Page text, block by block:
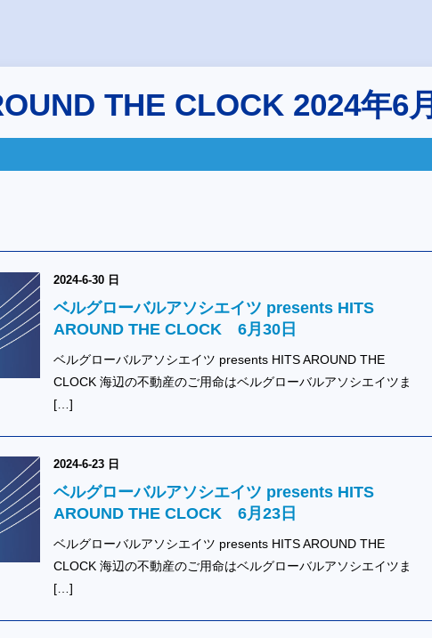
THE CLOCK 2024年6月
2024-6-30 日
ベルグローバルアソシエイツ presents HITS
AROUND THE CLOCK 6月30日
ベルグローバルアソシエイツ presents HITS AROUND THE
CLOCK 海辺の不動産のご用命はベルグローバルアソシエイツま
[…]
2024-6-23 日
ベルグローバルアソシエイツ presents HITS
AROUND THE CLOCK 6月23日
ベルグローバルアソシエイツ presents HITS AROUND THE
CLOCK 海辺の不動産のご用命はベルグローバルアソシエイツま
[…]